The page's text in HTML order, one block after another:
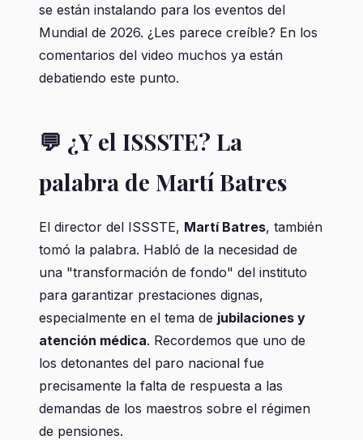
se están instalando para los eventos del
Mundial de 2026. ¿Les parece creíble? En los
comentarios del video muchos ya están
debatiendo este punto.
💬 ¿Y el ISSSTE? La
palabra de Martí Batres
El director del ISSSTE, Martí Batres, también
tomó la palabra. Habló de la necesidad de
una "transformación de fondo" del instituto
para garantizar prestaciones dignas,
especialmente en el tema de jubilaciones y
atención médica. Recordemos que uno de
los detonantes del paro nacional fue
precisamente la falta de respuesta a las
demandas de los maestros sobre el régimen
de pensiones.